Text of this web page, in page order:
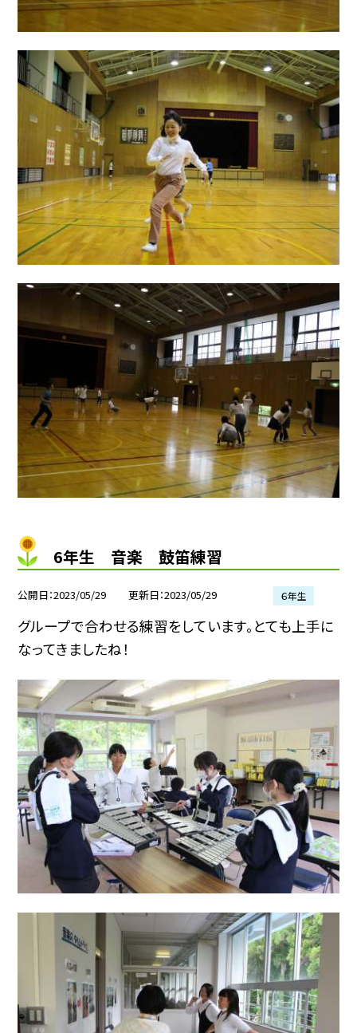
6年生 音楽 鼓笛練習
公開日 2023/05/29 更新日 2023/05/29 ６年生
グループで合わせる練習をしています。とても上手に
なってきましたね！